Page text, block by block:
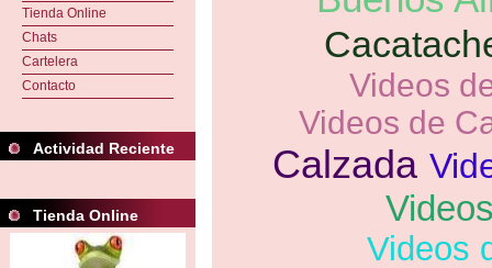
Tienda Online
Chats
Cartelera
Contacto
Actividad Reciente
Tienda Online
Videos
Videos de
Calzada
Videos